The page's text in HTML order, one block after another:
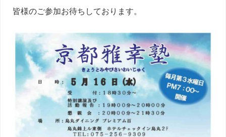
皆様のご参加お待ちしております。